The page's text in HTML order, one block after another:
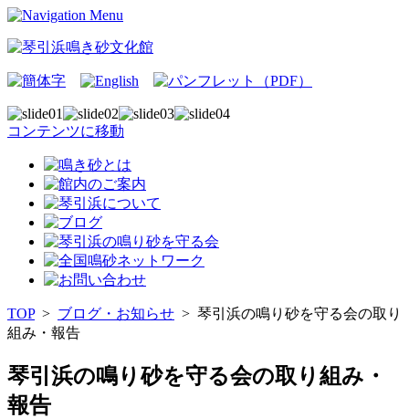
コンテンツに移動
TOP> ブログ・お知らせ > 琴引浜の鳴り砂を守る会の取り
組み・報告
琴引浜の鳴り砂を守る会の取り組み・
報告